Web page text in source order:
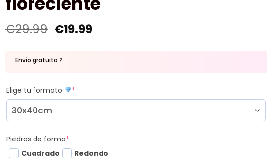
€29.99 €19.99
Envío gratuito ?
Elige tu formato *
Piedras de forma*
Cuadrado
Redondo